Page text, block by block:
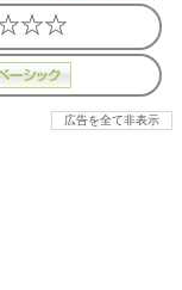
広告を全て非表示